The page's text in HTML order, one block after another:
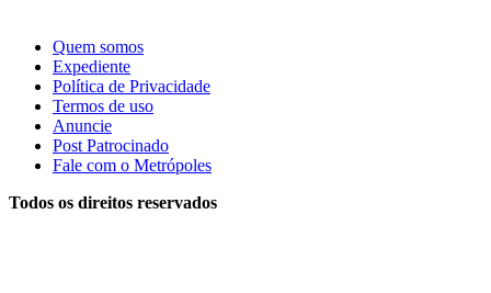
Quem somos
Expediente
Política de Privacidade
Termos de uso
Anuncie
Post Patrocinado
Fale com o Metrópoles
Todos os direitos reservados